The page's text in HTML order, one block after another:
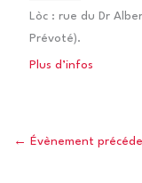
Lòc : rue du Dr
Prévoté).
Plus d’infos
← Évènement